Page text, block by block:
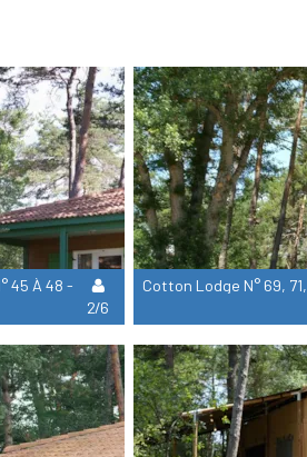
45 À 48 -
2/6